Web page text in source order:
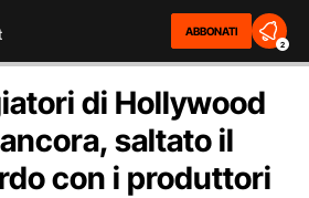
ABBONATI
2
di Hollywood
saltato il
con i produttori